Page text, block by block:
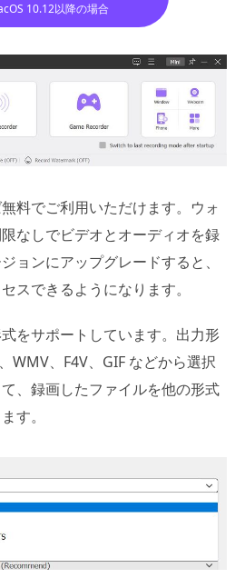
10.12以降の場合
料でご利用いただけます。ウォ
なしでビデオとオーディオを録
ョンにアップグレードすると、
スできるようになります。
をサポートしています。出力形
WMV、F4V、GIF などから選択
、録画したファイルを他の形式
す。